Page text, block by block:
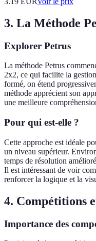
3. La Méthode
Explorer Petrus
La méthode Petrus
2x2, ce qui facilite la
formé, on étend
méthode apprécient son
une meilleure
Pour qui est-elle ?
Cette approche est idéale
un niveau supérieur.
temps de résolution
Il est intéressant de voir
renforcer la logique et la
4. Compétitions
Importance des